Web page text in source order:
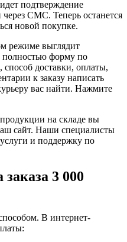
подтверждение
СМС. Теперь останется
новой покупке.
режиме выглядит
полностью форму по
способ доставки, оплаты,
к заказу написать
вас найти. Нажмите
на складе вы
сайт. Наши специалисты
и поддержку по
3 000
В интернет-